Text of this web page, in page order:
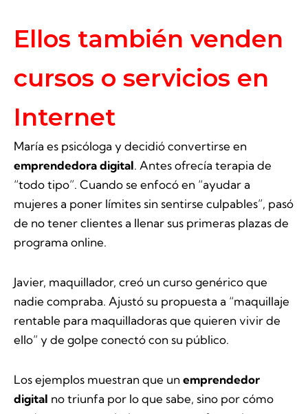
Ellos también venden
cursos o servicios en
Internet
María es psicóloga y decidió convertirse en
emprendedora digital. Antes ofrecía terapia de
“todo tipo”. Cuando se enfocó en “ayudar a
mujeres a poner límites sin sentirse culpables”, pasó
de no tener clientes a llenar sus primeras plazas de
programa online.
Javier, maquillador, creó un curso genérico que
nadie compraba. Ajustó su propuesta a “maquillaje
rentable para maquilladoras que quieren vivir de
ello” y de golpe conectó con su público.
Los ejemplos muestran que un emprendedor
digital no triunfa por lo que sabe, sino por cómo